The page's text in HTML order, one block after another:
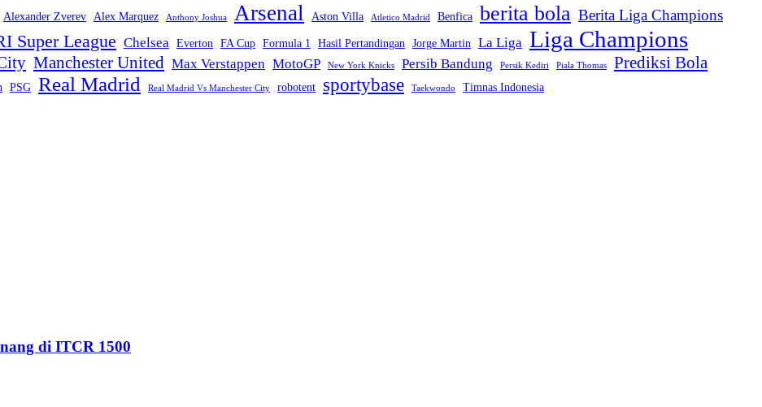
Alexander Zverev Alex Marquez Anthony Joshua Arsenal Aston Villa Atletico Madrid Benfica berita bola Berita Liga Champions
Super League Chelsea Everton FA Cup Formula 1 Hasil Pertandingan Jorge Martin La Liga Liga Champions
Manchester United Max Verstappen MotoGP New York Knicks Persib Bandung Persik Kediri Piala Thomas Prediksi Bola
PSG Real Madrid Real Madrid Vs Manchester City robotent sportybase Taekwondo Timnas Indonesia
di ITCR 1500